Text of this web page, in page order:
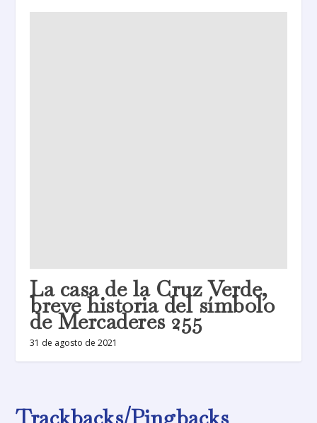
La casa de la Cruz Verde,
breve historia del símbolo
de Mercaderes 255
31 de agosto de 2021